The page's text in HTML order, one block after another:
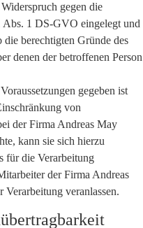
gegen die
Abs. 1 DS-GVO eingelegt und
die berechtigten Gründe des
denen der betroffenen Person
gegeben ist
von
der Firma Andreas May
kann sie sich hierzu
für die Verarbeitung
der Firma Andreas
veranlassen.